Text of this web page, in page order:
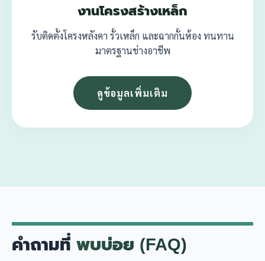
งานโครงสร้างเหล็ก
รับติดตั้งโครงหลังคา รั้วเหล็ก และฉากกั้นห้อง ทนทาน
มาตรฐานช่างอาชีพ
ดูข้อมูลเพิ่มเติม
คำถามที่ พบบ่อย (FAQ)